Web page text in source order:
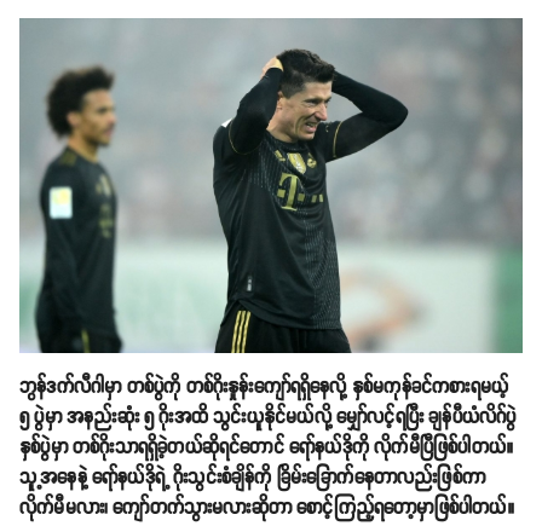
ဘွန်ဒက်လီဂါမှာ တစ်ပွဲကို တစ်ဂိုးနှုန်းကျော်ရရှိနေလို့ နှစ်မကုန်ခင်ကစားရမယ့်
၅ ပွဲမှာ အနည်းဆုံး ၅ ဂိုးအထိ သွင်းယူနိုင်မယ်လို့ မျှော်လင့်ရပြီး ချန်ပီယံလိဂ်ပွဲ
နှစ်ပွဲမှာ တစ်ဂိုးသာရရှိခဲ့တယ်ဆိုရင်တောင် ရော်နယ်ဒိုကို လိုက်မီပြီဖြစ်ပါတယ်။
သူ့အနေနဲ့ ရော်နယ်ဒိုရဲ့ ဂိုးသွင်းစံချိန်ကို ခြိမ်းခြောက်နေတာလည်းဖြစ်ကာ
လိုက်မီမလား၊ ကျော်တက်သွားမလားဆိုတာ စောင့်ကြည့်ရတော့မှာဖြစ်ပါတယ်။